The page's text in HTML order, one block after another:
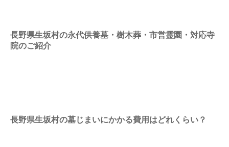
長野県生坂村の永代供養墓・樹木葬・市営霊園・対応寺
院のご紹介
長野県生坂村の墓じまいにかかる費用はどれくらい？